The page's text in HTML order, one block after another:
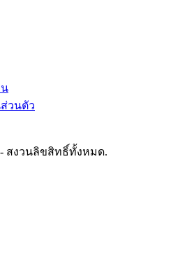
วนตัว
- สงวนลิขสิทธิ์ทั้งหมด.